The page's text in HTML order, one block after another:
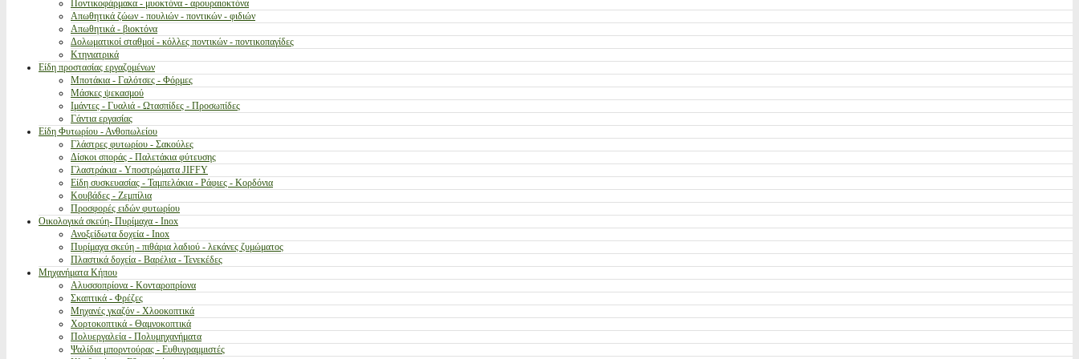
Ποντικοφάρμακα - μυοκτόνα - αρουραιοκτόνα
Απωθητικά ζώων - πουλιών - ποντικών - φιδιών
Απωθητικά - βιοκτόνα
Δολωματικοί σταθμοί - κόλλες ποντικών - ποντικοπαγίδες
Κτηνιατρικά
Είδη προστασίας εργαζομένων
Μποτάκια - Γαλότσες - Φόρμες
Μάσκες ψεκασμού
Ιμάντες - Γυαλιά - Ωτασπίδες - Προσωπίδες
Γάντια εργασίας
Είδη Φυτωρίου - Ανθοπωλείου
Γλάστρες φυτωρίου - Σακούλες
Δίσκοι σποράς - Παλετάκια φύτευσης
Γλαστράκια - Υποστρώματα JIFFY
Είδη συσκευασίας - Ταμπελάκια - Ράφιες - Κορδόνια
Κουβάδες - Ζεμπίλια
Προσφορές ειδών φυτωρίου
Οικολογικά σκεύη- Πυρίμαχα - Inox
Ανοξείδωτα δοχεία - Inox
Πυρίμαχα σκεύη - πιθάρια λαδιού - λεκάνες ζυμώματος
Πλαστικά δοχεία - Βαρέλια - Τενεκέδες
Μηχανήματα Κήπου
Αλυσσοπρίονα - Κονταροπρίονα
Σκαπτικά - Φρέζες
Μηχανές γκαζόν - Χλοοκοπτικά
Χορτοκοπτικά - Θαμνοκοπτικά
Πολυεργαλεία - Πολυμηχανήματα
Ψαλίδια μπορντούρας - Ευθυγραμμιστές